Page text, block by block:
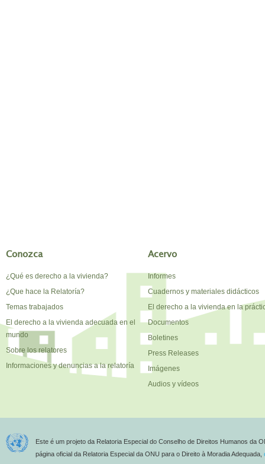
Conozca
¿Qué es derecho a la vivienda?
¿Que hace la Relatoría?
Temas trabajados
El derecho a la vivienda adecuada en el
mundo
Sobre los relatores
Informaciones y denuncias a la relatoría
Acervo
Informes
Cuadernos y materiales didácticos
El derecho a la vivienda en la
Documentos
Boletines
Press Releases
Imágenes
Audios y vídeos
Este é um projeto da Relatoria Especial do Conselho de Direitos Humanos da
página oficial da Relatoria Especial da ONU para o Direito à Moradia Adequada,